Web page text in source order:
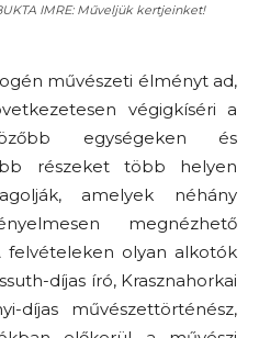
IMRE: Műveljük kertjeinket!
művészeti élményt ad,
végigkíséri a
egységeken és
részeket több helyen
amelyek néhány
megnézhető
olyan alkotók
díjas író, Krasznahorkai
díjas művészettörténész,